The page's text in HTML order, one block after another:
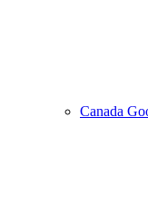
Canada